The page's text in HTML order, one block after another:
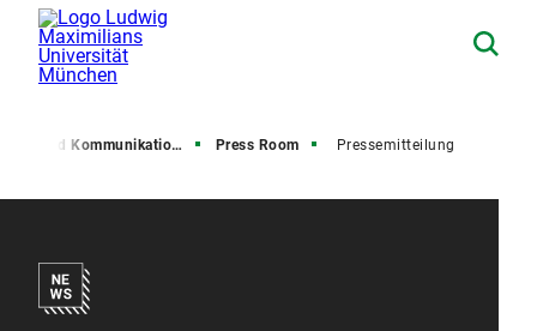
und Kommunikation (PuK) Press Room Pressemitteilung